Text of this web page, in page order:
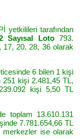
yetkilileri tarafından
Sayısal Loto793.
17, 20, 28, 36 olarak
6 bilen 1 kişi
251 kişi 2.481,45 TL,
kişi 5,50 TL
toplam 13.610.131
7.781.654,66 TL
merkezler ise olarak